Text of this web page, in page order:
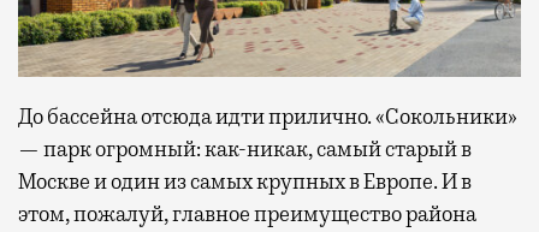
До бассейна отсюда идти прилично. «Сокольники»
— парк огромный: как-никак, самый старый в
Москве и один из самых крупных в Европе. И в
этом, пожалуй, главное преимущество района